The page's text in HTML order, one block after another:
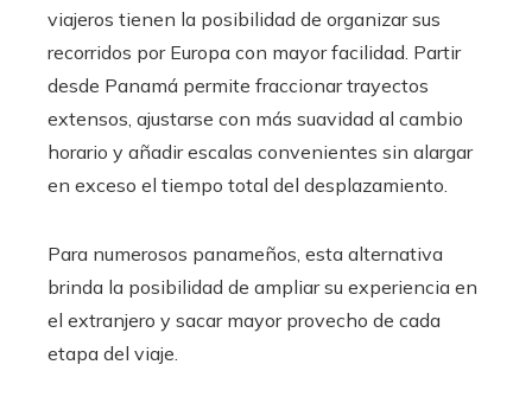
viajeros tienen la posibilidad de organizar sus
recorridos por Europa con mayor facilidad. Partir
desde Panamá permite fraccionar trayectos
extensos, ajustarse con más suavidad al cambio
horario y añadir escalas convenientes sin alargar
en exceso el tiempo total del desplazamiento.
Para numerosos panameños, esta alternativa
brinda la posibilidad de ampliar su experiencia en
el extranjero y sacar mayor provecho de cada
etapa del viaje.